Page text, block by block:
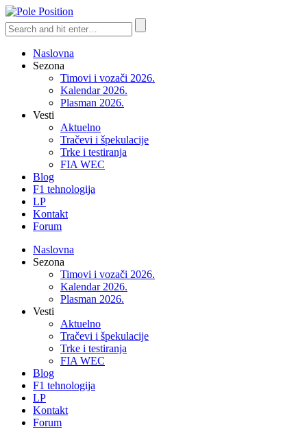
Naslovna
Sezona
Timovi i vozači 2026.
Kalendar 2026.
Plasman 2026.
Vesti
Aktuelno
Tračevi i špekulacije
Trke i testiranja
FIA WEC
Blog
F1 tehnologija
LP
Kontakt
Forum
Naslovna
Sezona
Timovi i vozači 2026.
Kalendar 2026.
Plasman 2026.
Vesti
Aktuelno
Tračevi i špekulacije
Trke i testiranja
FIA WEC
Blog
F1 tehnologija
LP
Kontakt
Forum